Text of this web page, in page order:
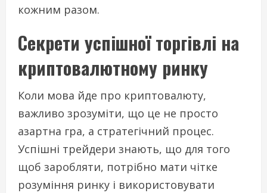
кожним разом.
Секрети успішної торгівлі на
криптовалютному ринку
Коли мова йде про криптовалюту,
важливо зрозуміти, що це не просто
азартна гра, а стратегічний процес.
Успішні трейдери знають, що для того
щоб заробляти, потрібно мати чітке
розуміння ринку і використовувати